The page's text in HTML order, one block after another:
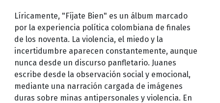
Líricamente, "Fíjate Bien" es un álbum marcado
por la experiencia política colombiana de finales
de los noventa. La violencia, el miedo y la
incertidumbre aparecen constantemente, aunque
nunca desde un discurso panfletario. Juanes
escribe desde la observación social y emocional,
mediante una narración cargada de imágenes
duras sobre minas antipersonales y violencia. En